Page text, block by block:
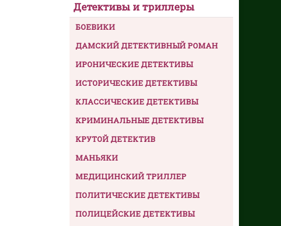
Детективы и триллеры
БОЕВИКИ
ДАМСКИЙ ДЕТЕКТИВНЫЙ РОМАН
ИРОНИЧЕСКИЕ ДЕТЕКТИВЫ
ИСТОРИЧЕСКИЕ ДЕТЕКТИВЫ
КЛАССИЧЕСКИЕ ДЕТЕКТИВЫ
КРИМИНАЛЬНЫЕ ДЕТЕКТИВЫ
КРУТОЙ ДЕТЕКТИВ
МАНЬЯКИ
МЕДИЦИНСКИЙ ТРИЛЛЕР
ПОЛИТИЧЕСКИЕ ДЕТЕКТИВЫ
ПОЛИЦЕЙСКИЕ ДЕТЕКТИВЫ